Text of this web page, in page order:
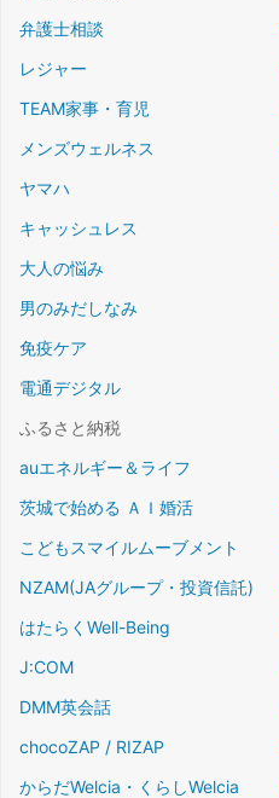
弁護士相談
レジャー
TEAM家事・育児
メンズウェルネス
ヤマハ
キャッシュレス
大人の悩み
男のみだしなみ
免疫ケア
電通デジタル
ふるさと納税
auエネルギー＆ライフ
茨城で始める ＡＩ婚活
こどもスマイルムーブメント
NZAM(JAグループ・投資信託)
はたらくWell-Being
J:COM
DMM英会話
chocoZAP / RIZAP
からだWelcia・くらしWelcia